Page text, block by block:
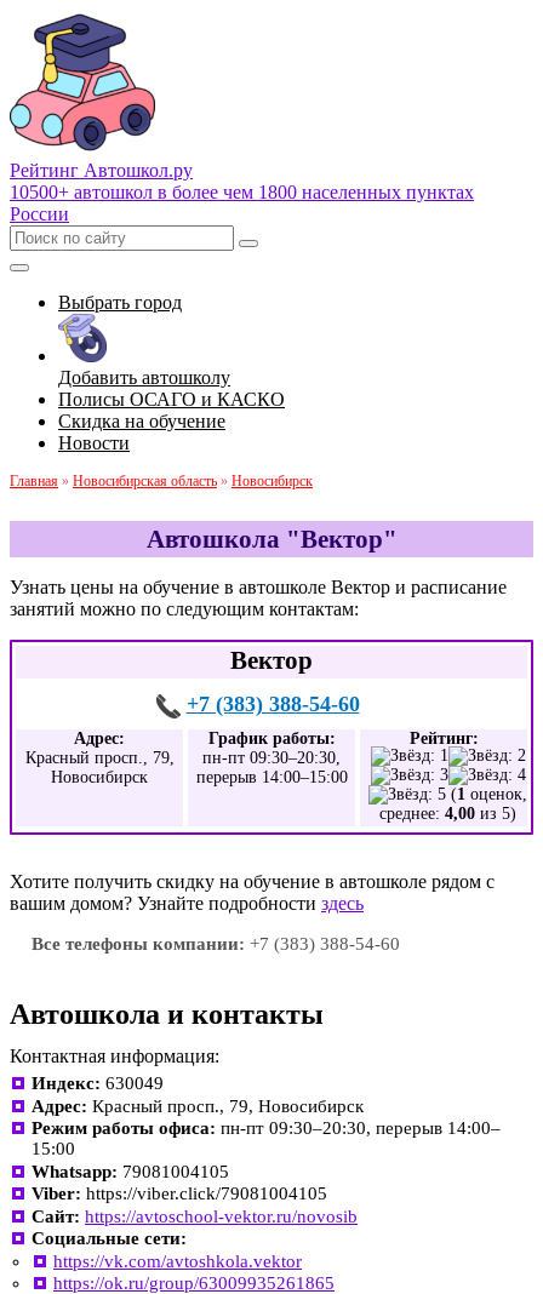
Рейтинг Автошкол.ру
10500+ автошкол в более чем 1800 населенных пунктах
России
Выбрать город
Добавить автошколу
Полисы ОСАГО и КАСКО
Скидка на обучение
Новости
Главная » Новосибирская область » Новосибирск
Автошкола "Вектор"
Узнать цены на обучение в автошколе Вектор и расписание
занятий можно по следующим контактам:
Вектор
+7 (383) 388-54-60
Адрес:
Красный просп., 79,
Новосибирск
График работы:
пн-пт 09:30–20:30,
перерыв 14:00–15:00
Рейтинг:
(1 оценок,
среднее: 4,00 из 5)
Хотите получить скидку на обучение в автошколе рядом с
вашим домом? Узнайте подробности здесь
Все телефоны компании: +7 (383) 388-54-60
Автошкола и контакты
Контактная информация:
Индекс: 630049
Адрес: Красный просп., 79, Новосибирск
Режим работы офиса: пн-пт 09:30–20:30, перерыв 14:00–
15:00
Whatsapp: 79081004105
Viber: https://viber.click/79081004105
Сайт: https://avtoschool-vektor.ru/novosib
Социальные сети:
https://vk.com/avtoshkola.vektor
https://ok.ru/group/63009935261865